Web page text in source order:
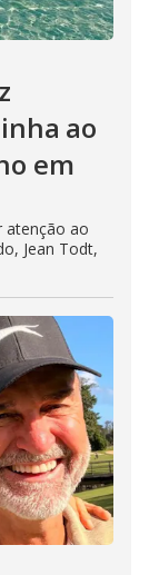
ao
em
atenção ao
Jean Todt,